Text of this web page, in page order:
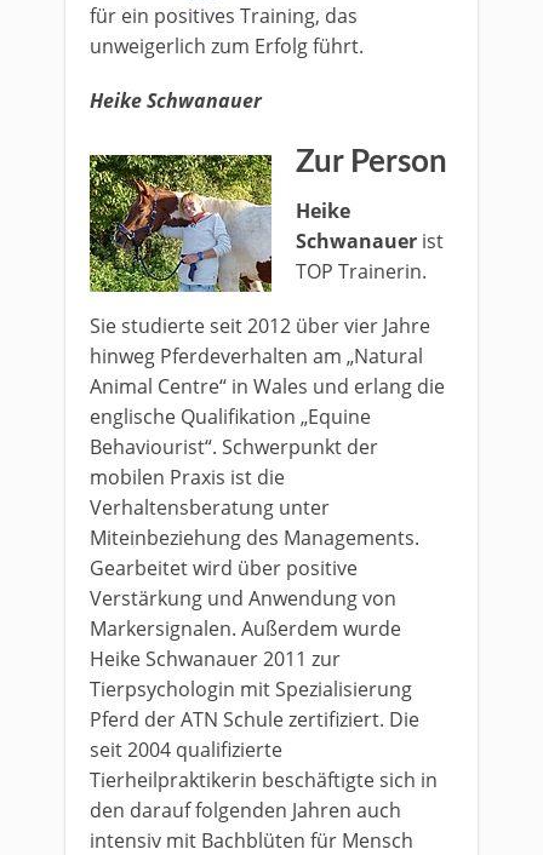
für ein positives Training, das
unweigerlich zum Erfolg führt.
Heike Schwanauer
Zur Person
Heike
Schwanauer ist
TOP Trainerin.
Sie studierte seit 2012 über vier Jahre
hinweg Pferdeverhalten am „Natural
Animal Centre“ in Wales und erlang die
englische Qualifikation „Equine
Behaviourist“. Schwerpunkt der
mobilen Praxis ist die
Verhaltensberatung unter
Miteinbeziehung des Managements.
Gearbeitet wird über positive
Verstärkung und Anwendung von
Markersignalen. Außerdem wurde
Heike Schwanauer 2011 zur
Tierpsychologin mit Spezialisierung
Pferd der ATN Schule zertifiziert. Die
seit 2004 qualifizierte
Tierheilpraktikerin beschäftigte sich in
den darauf folgenden Jahren auch
intensiv mit Bachblüten für Mensch